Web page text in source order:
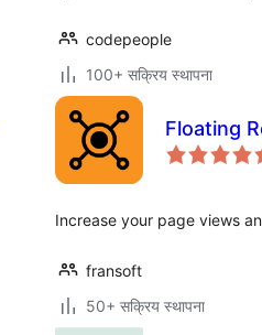
codepeople
100+ सक्रिय स्थापना
Floating
Increase your page views
fransoft
50+ सक्रिय स्थापना